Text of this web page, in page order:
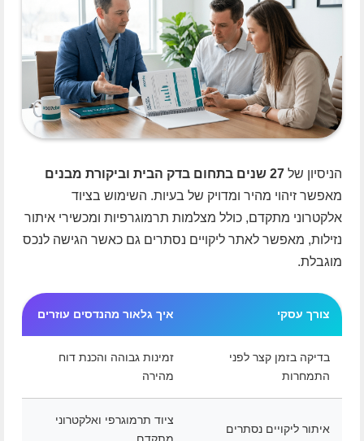
הניסיון של 27 שנים בתחום בדק הבית וביקורת מבנים
מאפשר זיהוי מהיר ומדויק של בעיות. השימוש בציוד
אלקטרוני מתקדם, כולל מצלמות תרמוגרפיות ומכשירי איתור
נזילות, מאפשר לאתר ליקויים נסתרים גם כאשר הגישה לנכס
מוגבלת.
צורך עסקי איך גלאור מהנדסים עוזרים
בדיקה בזמן קצר לפני
התמחרות
זמינות גבוהה והכנת דוח
מהירה
איתור ליקויים נסתרים
ציוד תרמוגרפי ואלקטרוני